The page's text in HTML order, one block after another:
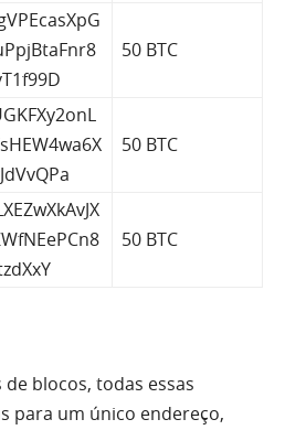
50 BTC
50 BTC
50 BTC
blocos, todas essas
para um único endereço,